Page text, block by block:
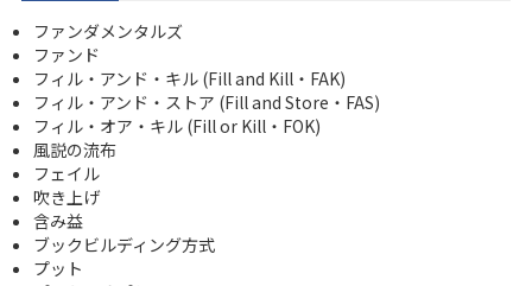
ファンダメンタルズ
ファンド
フィル・アンド・キル (Fill and Kill・FAK)
フィル・アンド・ストア (Fill and Store・FAS)
フィル・オア・キル (Fill or Kill・FOK)
風説の流布
フェイル
吹き上げ
含み益
ブックビルディング方式
プット